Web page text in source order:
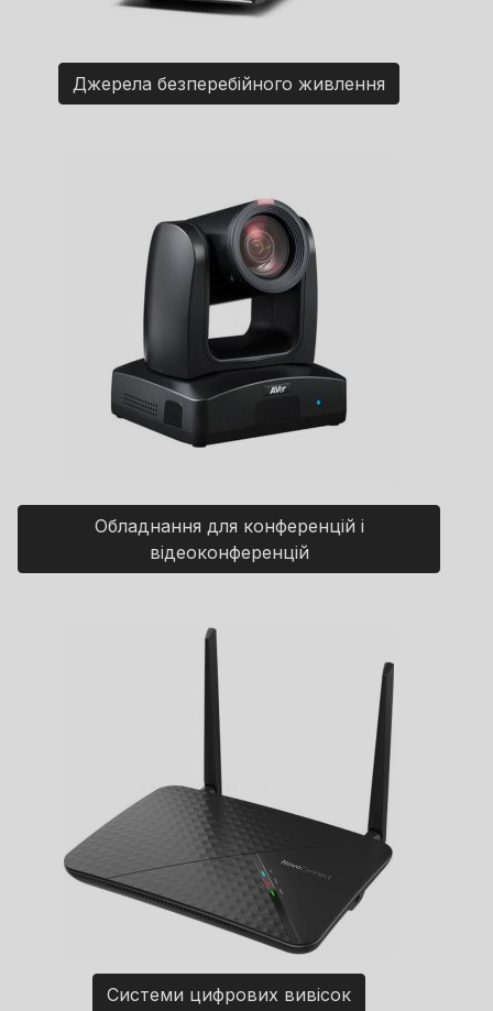
Джерела безперебійного живлення
Обладнання для конференцій і
відеоконференцій
Системи цифрових вивісок